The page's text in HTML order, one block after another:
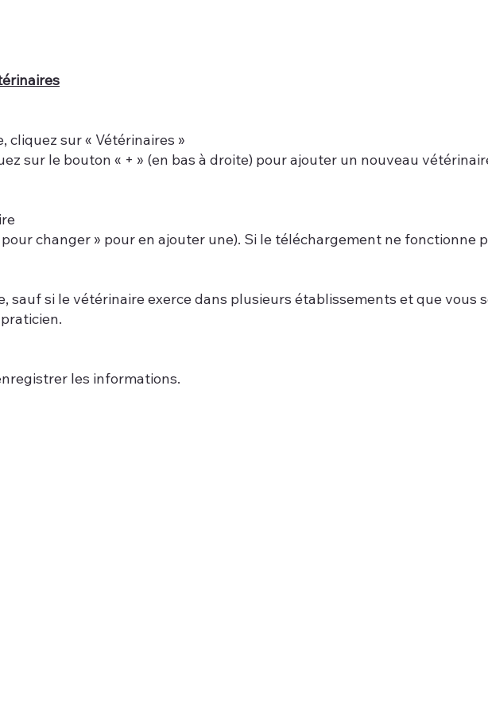
cliquez sur « Vétérinaires »
sur le bouton « + » (en bas à droite) pour ajouter un nouveau
pour changer » pour en ajouter une). Si le téléchargement ne fonctionne
sauf si le vétérinaire exerce dans plusieurs établissements et que
les informations.